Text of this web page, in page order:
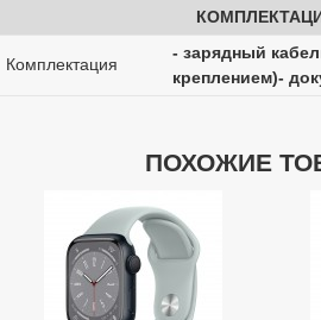
Комплектация
- зарядный
креплением)-
ПОХОЖИЕ